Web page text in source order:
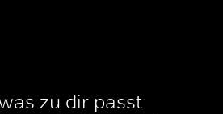
zu dir passt